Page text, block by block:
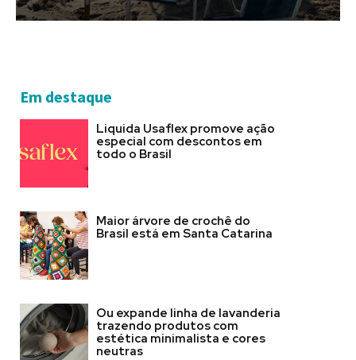
Em destaque
Liquida Usaflex promove ação
especial com descontos em
todo o Brasil
Maior árvore de crochê do
Brasil está em Santa Catarina
Ou expande linha de lavanderia
trazendo produtos com
estética minimalista e cores
neutras